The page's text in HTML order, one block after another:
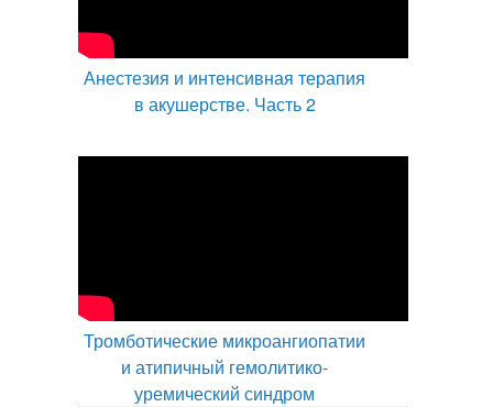
Анестезия и интенсивная терапия
в акушерстве. Часть 2
Тромботические микроангиопатии
и атипичный гемолитико-
уремический синдром